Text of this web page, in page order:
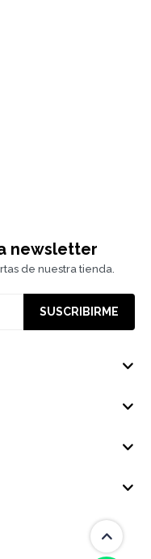
newsletter
de nuestra tienda.
SUSCRIBIRME